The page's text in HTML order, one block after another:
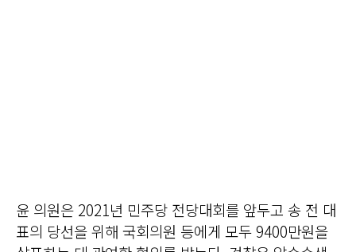
윤 의원은 2021년 민주당 전당대회를 앞두고 송 전 대
표의 당선을 위해 국회의원 등에게 모두 9400만원을